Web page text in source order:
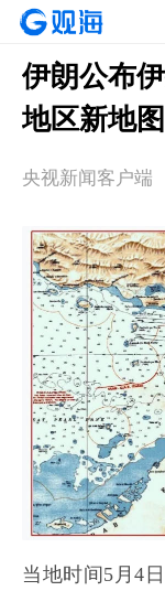
伊朗公布
地区新地图
央视新闻客户端
当地时间5月4